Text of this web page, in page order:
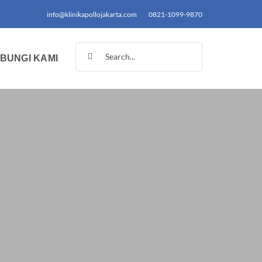
info@klinikapollojakarta.com 0821-1099-9870
KAMI